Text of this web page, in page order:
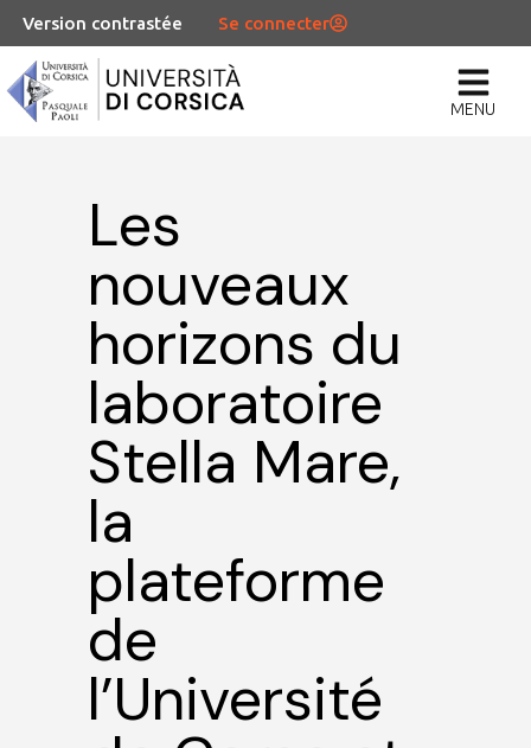
Version contrastée Se connecter
MENU
Les
nouveaux
horizons du
laboratoire
Stella Mare,
la
plateforme
de
l’Université